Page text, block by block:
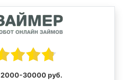
2000-30000 руб.